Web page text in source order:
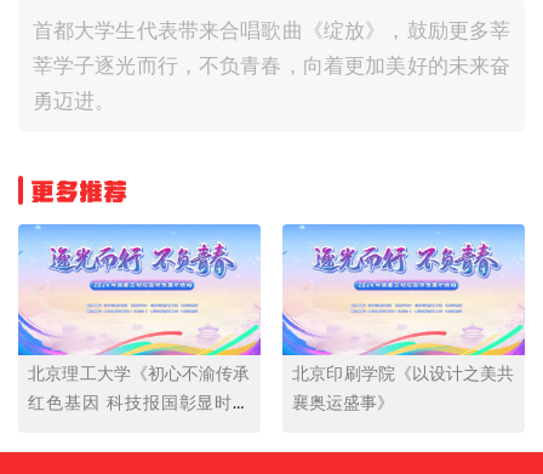
北京宣传文化引导基金
宣传思想文化人才
资料库
首都大学生代表带来合唱歌曲《绽放》，鼓励更多莘
莘学子逐光而行，不负青春，向着更加美好的未来奋
勇迈进。
更多推荐
北京理工大学《初心不渝传承
红色基因 科技报国彰显时代
北京印刷学院《以设计之美共
襄奥运盛事》